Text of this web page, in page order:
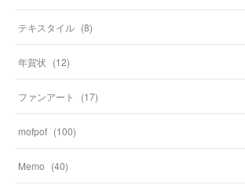
テキスタイル (8)
年賀状 (12)
ファンアート (17)
mofpof (100)
Memo (40)